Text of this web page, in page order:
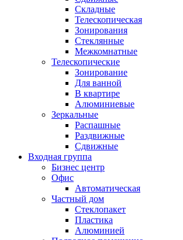
Складные
Телескопическая
Зонирования
Стеклянные
Межкомнатные
Телескопические
Зонирование
Для ванной
В квартире
Алюминиевые
Зеркальные
Распашные
Раздвижные
Сдвижные
Входная группа
Бизнес центр
Офис
Автоматическая
Частный дом
Стеклопакет
Пластика
Алюминией